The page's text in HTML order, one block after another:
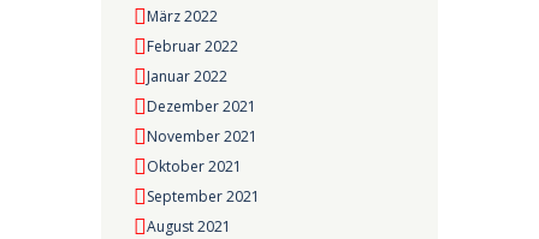
März 2022
Februar 2022
Januar 2022
Dezember 2021
November 2021
Oktober 2021
September 2021
August 2021